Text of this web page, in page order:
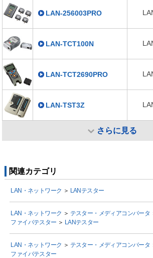
詳細な結線/〇 ※結線状態を1～8のLEDの点灯状態
になります。
配線ミス/〇 ※結線状態を1～8のLEDの点灯状態を
なります。
ペア割れ検出/×
LAN-256003PRO
LAN-TCT100N
LAN-TCT2690PRO
LAN-TST3Z
さらに見る
関連カテゴリ
LAN・ネットワーク ＞ LANテスター
LAN・ネットワーク ＞ テスター・メディアコンバータ
ファイバテスター ＞ LANテスター
LAN・ネットワーク ＞ テスター・メディアコンバータ
ファイバテスター